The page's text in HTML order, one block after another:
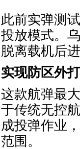
此前实弹测
投放模式。
脱离载机后
实现防区外
这款航弹最
于传统无控
成投弹作业
范围。